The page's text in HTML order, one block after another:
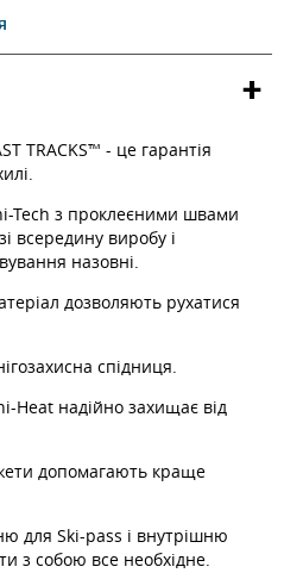
TRACKS™ - це гарантія
Tech з проклеєними швами
всередину виробу і
назовні.
дозволяють рухатися
спідниця.
Heat надійно захищає від
допомагають краще
для Ski-pass і внутрішню
з собою все необхідне.